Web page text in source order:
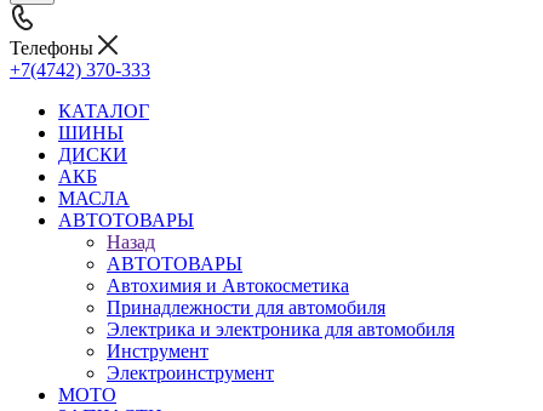
Телефоны
+7(4742) 370-333
КАТАЛОГ
ШИНЫ
ДИСКИ
АКБ
МАСЛА
АВТОТОВАРЫ
Назад
АВТОТОВАРЫ
Автохимия и Автокосметика
Принадлежности для автомобиля
Электрика и электроника для автомобиля
Инструмент
Электроинструмент
МОТО